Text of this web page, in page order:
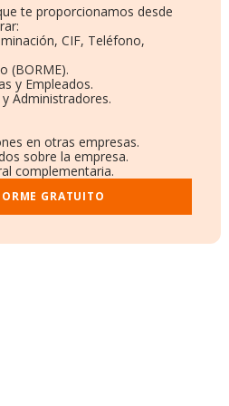
te proporcionamos desde
CIF, Teléfono,
(BORME).
y Empleados.
Administradores.
en otras empresas.
sobre la empresa.
complementaria.
GRATUITO